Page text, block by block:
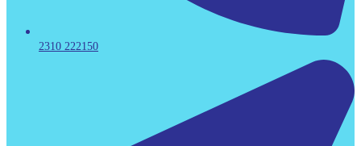
2310 222150